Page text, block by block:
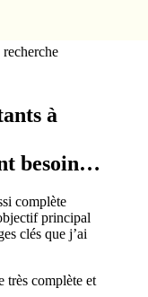
recherche
à
besoin…
complète
principal
clés que j’ai
très complète et